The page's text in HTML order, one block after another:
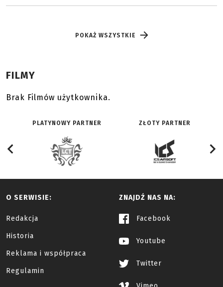
POKAŻ WSZYSTKIE
FILMY
Brak Filmów użytkownika.
PLATYNOWY PARTNER ZŁOTY PARTNER
O SERWISIE:
Redakcja
Historia
Reklama i współpraca
Regulamin
ZNAJDŹ NAS NA:
Facebook
Youtube
Twitter